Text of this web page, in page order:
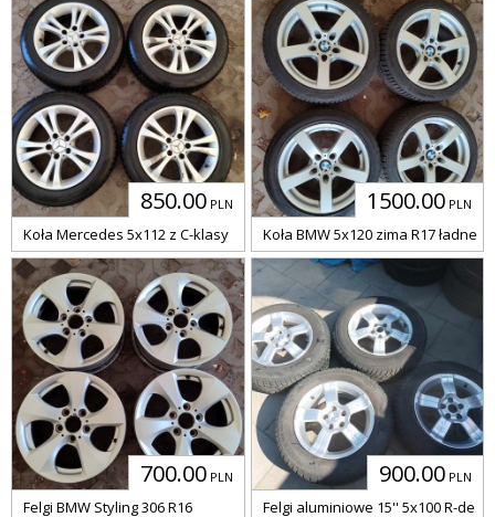
850.00 PLN
Koła Mercedes 5x112 z C-klasy
1500.00 PLN
Koła BMW 5x120 zima R17 ładne
700.00 PLN
Felgi BMW Styling 306 R16
900.00 PLN
Felgi aluminiowe 15'' 5x100 R-